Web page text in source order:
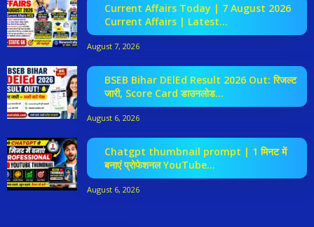
Current Affairs Today | 7 August 2026
Current Affairs | Latest...
August 7, 2026
BSEB Bihar DElEd Result 2026 Out: रिजल्ट
जारी, Score Card डाउनलोड...
August 6, 2026
Chatgpt thumbnail prompt | 1 मिनट में
बनाएं प्रोफेशनल YouTube...
August 6, 2026